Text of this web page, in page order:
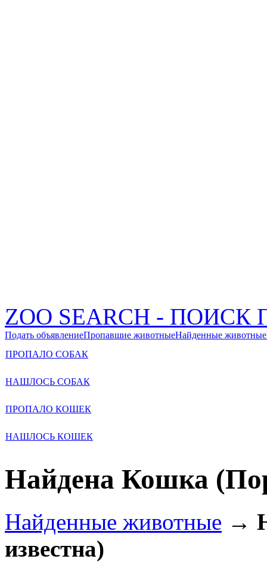
ZOO SEARCH -
Подать объявлениеПропавшие животныеНайденные животные
ПРОПАЛО СОБАК
НАШЛОСЬ СОБАК
ПРОПАЛО КОШЕК
НАШЛОСЬ КОШЕК
Найдена Кошка
Найденные животные →
известна)